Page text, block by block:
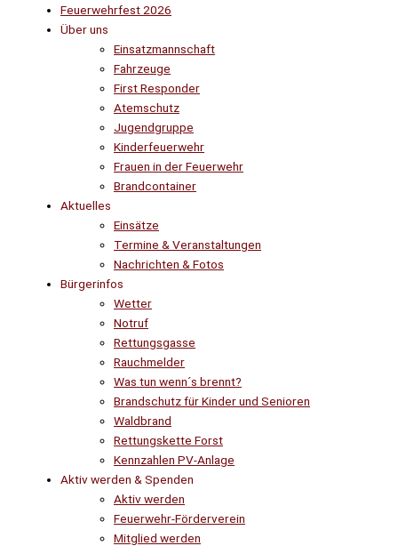
Feuerwehrfest 2026
Über uns
Einsatzmannschaft
Fahrzeuge
First Responder
Atemschutz
Jugendgruppe
Kinderfeuerwehr
Frauen in der Feuerwehr
Brandcontainer
Aktuelles
Einsätze
Termine & Veranstaltungen
Nachrichten & Fotos
Bürgerinfos
Wetter
Notruf
Rettungsgasse
Rauchmelder
Was tun wenn´s brennt?
Brandschutz für Kinder und Senioren
Waldbrand
Rettungskette Forst
Kennzahlen PV-Anlage
Aktiv werden & Spenden
Aktiv werden
Feuerwehr-Förderverein
Mitglied werden